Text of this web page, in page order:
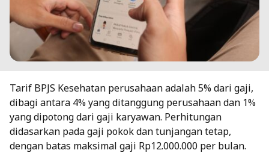
Tarif BPJS Kesehatan perusahaan adalah 5% dari gaji,
dibagi antara 4% yang ditanggung perusahaan dan 1%
yang dipotong dari gaji karyawan. Perhitungan
didasarkan pada gaji pokok dan tunjangan tetap,
dengan batas maksimal gaji Rp12.000.000 per bulan.